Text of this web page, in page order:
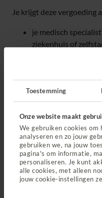
Toestemming
Onze website maakt
We gebruiken cookies
analyseren en zo jouw
gebruiken we, na jouw
pagina's om informatie,
personaliseren. Je kunt
alle cookies, met alleen
jouw cookie-instellingen
Je krijgt deze vergoeding
je medisch
ziekenhuis of
een zeer beperkt
ook verwijzen.
je naar een
Waar kan ik
scan?
Je kan naar een
behandelcentrum met